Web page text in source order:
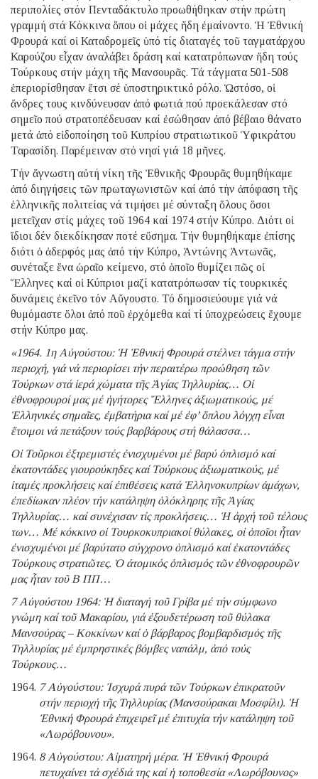
περιπολίες στόν Πενταδάκτυλο προωθήθηκαν στήν πρώτη
γραμμή στά Κόκκινα ὅπου οἱ μάχες ἤδη ἐμαίνοντο. Ἡ Ἐθνική
Φρουρά καί οἱ Καταδρομεῖς ὑπό τίς διαταγές τοῦ ταγματάρχου
Καρούζου εἶχαν ἀναλάβει δράση καί κατατρόπωναν ἤδη τούς
Τούρκους στήν μάχη τῆς Μανσουρᾶς. Τά τάγματα 501-508
ἐπεριορίσθησαν ἔτσι σέ ὑποστηρικτικό ρόλο. Ὡστόσο, οἱ
ἄνδρες τους κινδύνευσαν ἀπό φωτιά πού προεκάλεσαν στό
σημεῖο πού στρατοπέδευσαν καί ἐσώθησαν ἀπό βέβαιο θάνατο
μετά ἀπό εἰδοποίηση τοῦ Κυπρίου στρατιωτικοῦ Ὑφικράτου
Ταρασίδη. Παρέμειναν στό νησί γιά 18 μῆνες.
Τήν ἄγνωστη αὐτή νίκη τῆς Ἐθνικῆς Φρουρᾶς θυμηθήκαμε
ἀπό διηγήσεις τῶν πρωταγωνιστῶν καί ἀπό τήν ἀπόφαση τῆς
ἑλληνικῆς πολιτείας νά τιμήσει μέ σύνταξη ὅλους ὅσοι
μετεῖχαν στίς μάχες τοῦ 1964 καί 1974 στήν Κύπρο. Διότι οἱ
ἴδιοι δέν διεκδίκησαν ποτέ εὔσημα. Τήν θυμηθήκαμε ἐπίσης
διότι ὁ ἀδερφός μας ἀπό τήν Κύπρο, Ἀντώνης Ἀντωνᾶς,
συνέταξε ἕνα ὡραῖο κείμενο, στό ὁποῖο θυμίζει πῶς οἱ
Ἕλληνες καί οἱ Κύπριοι μαζί κατατρόπωσαν τίς τουρκικές
δυνάμεις ἐκεῖνο τόν Αὔγουστο. Τό δημοσιεύουμε γιά νά
θυμόμαστε ὅλοι ἀπό ποῦ ἐρχόμεθα καί τί ὑποχρεώσεις ἔχουμε
στήν Κύπρο μας.
«1964. 1η Αὐγούστου: Ἡ Ἐθνική Φρουρά στέλνει τάγμα στήν
περιοχή, γιά νά περιορίσει τήν περαιτέρω προώθηση τῶν
Τούρκων στά ἱερά χώματα τῆς Ἁγίας Τηλλυρίας… Οἱ
ἐθνοφρουροί μας μέ ἡγήτορες Ἕλληνες ἀξιωματικούς, μέ
Ἑλληνικές σημαῖες, ἐμβατήρια καί μέ ἐφ’ ὅπλου λόγχη εἶναι
ἕτοιμοι νά πετάξουν τούς βαρβάρους στή θάλασσα…
Οἱ Τοῦρκοι ἐξτρεμιστές ἐνισχυμένοι μέ βαρύ ὁπλισμό καί
ἑκατοντάδες γιουρούκηδες καί Τούρκους ἀξιωματικούς, μέ
ἰταμές προκλήσεις καί ἐπιθέσεις κατά Ἑλληνοκυπρίων ἀμάχων,
ἐπεδίωκαν πλέον τήν κατάληψη ὁλόκληρης τῆς Ἁγίας
Τηλλυρίας… καί συνέχισαν τίς προκλήσεις… Ἡ ἀρχή τοῦ τέλους
των… Μέ κόκκινο οἱ Τουρκοκυπριακοί θύλακες, οἱ ὁποῖοι ἦταν
ἐνισχυμένοι μέ βαρύτατο σύγχρονο ὁπλισμό καί ἑκατοντάδες
Τούρκους στρατιῶτες. Ὁ ἀτομικός ὁπλισμός τῶν ἐθνοφρουρῶν
μας ἦταν τοῦ Β ΠΠ…
7 Αὐγούστου 1964: Ἡ διαταγή τοῦ Γρίβα μέ τήν σύμφωνο
γνώμη καί τοῦ Μακαρίου, γιά ἐξουδετέρωση τοῦ θύλακα
Μανσούρας – Κοκκίνων καί ὁ βάρβαρος βομβαρδισμός τῆς
Τηλλυρίας μέ ἐμπρηστικές βόμβες ναπάλμ, ἀπό τούς
Τούρκους…
7 Αὐγούστου: Ἰσχυρά πυρά τῶν Τούρκων ἐπικρατοῦν
στήν περιοχή τῆς Τηλλυρίας (Μανσούρακαι Μοσφίλι). Ἡ
Ἐθνική Φρουρά ἐπιχειρεῖ μέ ἐπιτυχία τήν κατάληψη τοῦ
«Λωρόβουνου».
8 Αὐγούστου: Αἱματηρή μέρα. Ἡ Ἐθνική Φρουρά
πετυχαίνει τά σχέδιά της καί ἡ τοποθεσία «Λωρόβουνος»